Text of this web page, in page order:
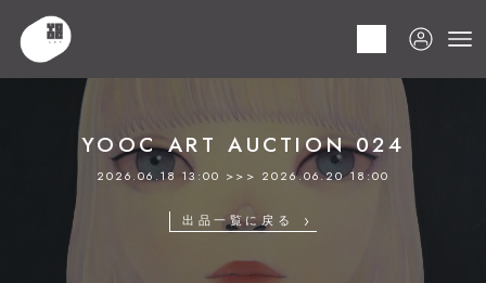
HOME
YOOC ART AUCTION 024
2026.06.18 13:00 >>> 2026.06.20 18:00
出品一覧に戻る